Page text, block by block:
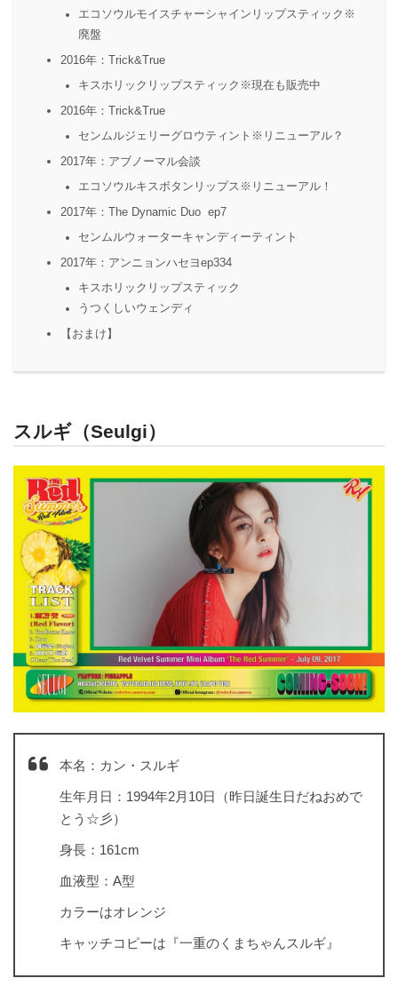
エコソウルモイスチャーシャインリップスティック※
廃盤
2016年：Trick&True
キスホリックリップスティック※現在も販売中
2016年：Trick&True
センムルジェリーグロウティント※リニューアル？
2017年：アブノーマル会談
エコソウルキスボタンリップス※リニューアル！
2017年：The Dynamic Duo ep7
センムルウォーターキャンディーティント
2017年：アンニョンハセヨep334
キスホリックリップスティック
うつくしいウェンディ
【おまけ】
スルギ（Seulgi）
本名：カン・スルギ
生年月日：1994年2月10日（昨日誕生日だねおめで
とう☆彡）
身長：161cm
血液型：A型
カラーはオレンジ
キャッチコピーは『一重のくまちゃんスルギ』